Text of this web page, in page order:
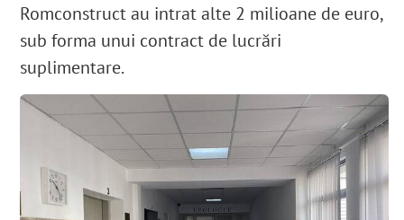
Romconstruct au intrat alte 2 milioane de euro,
sub forma unui contract de lucrări
suplimentare.